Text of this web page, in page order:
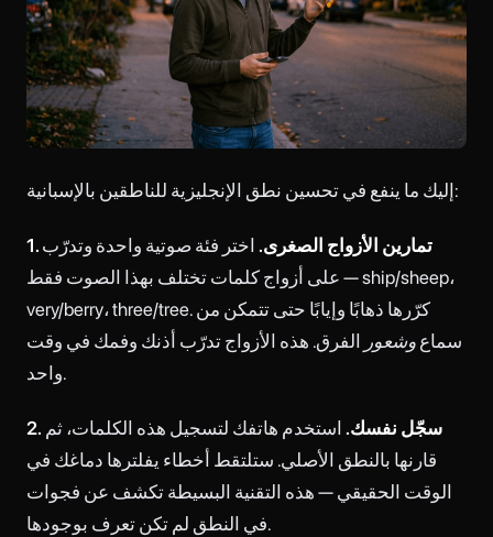
إليك ما ينفع في تحسين نطق الإنجليزية للناطقين بالإسبانية:
1. تمارين الأزواج الصغرى. اختر فئة صوتية واحدة وتدرّب
على أزواج كلمات تختلف بهذا الصوت فقط — ship/sheep،
very/berry، three/tree. كرّرها ذهابًا وإيابًا حتى تتمكن من
سماع وشعور
الفرق. هذه الأزواج تدرّب أذنك وفمك في وقت
واحد.
2. سجّل نفسك. استخدم هاتفك لتسجيل هذه الكلمات، ثم
قارنها بالنطق الأصلي. ستلتقط أخطاء يفلترها دماغك في
الوقت الحقيقي — هذه التقنية البسيطة تكشف عن فجوات
في النطق لم تكن تعرف بوجودها.